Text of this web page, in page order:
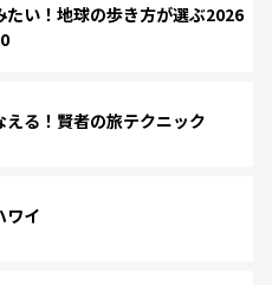
い！地球の歩き方が選ぶ2026
る！賢者の旅テクニック
ワイ